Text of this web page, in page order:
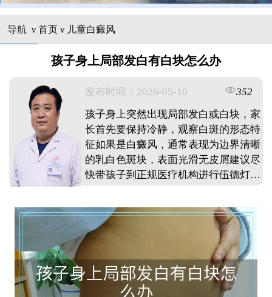
导航 ν 首页ν 儿童白癜风
孩子身上局部发白有白块怎么办
发布时间：2026-05-10
352
孩子身上突然出现局部发白或白块，家
长首先要保持冷静，观察白斑的形态特
征如果是白癜风，通常表现为边界清晰
的乳白色斑块，表面光滑无皮屑建议尽
快带孩子到正规医疗机构进行伍德灯或
疗对控制病情发展非常重要日常生活中
要注意保护孩子皮肤，避免外伤和暴
晒，保证营养均衡，减少心理压力不要
自行用药或相信偏方，及时寻求专业医
生的帮助才是关键。 ...